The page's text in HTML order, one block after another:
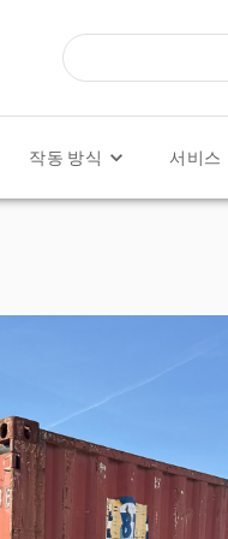
작동 방식 서비스